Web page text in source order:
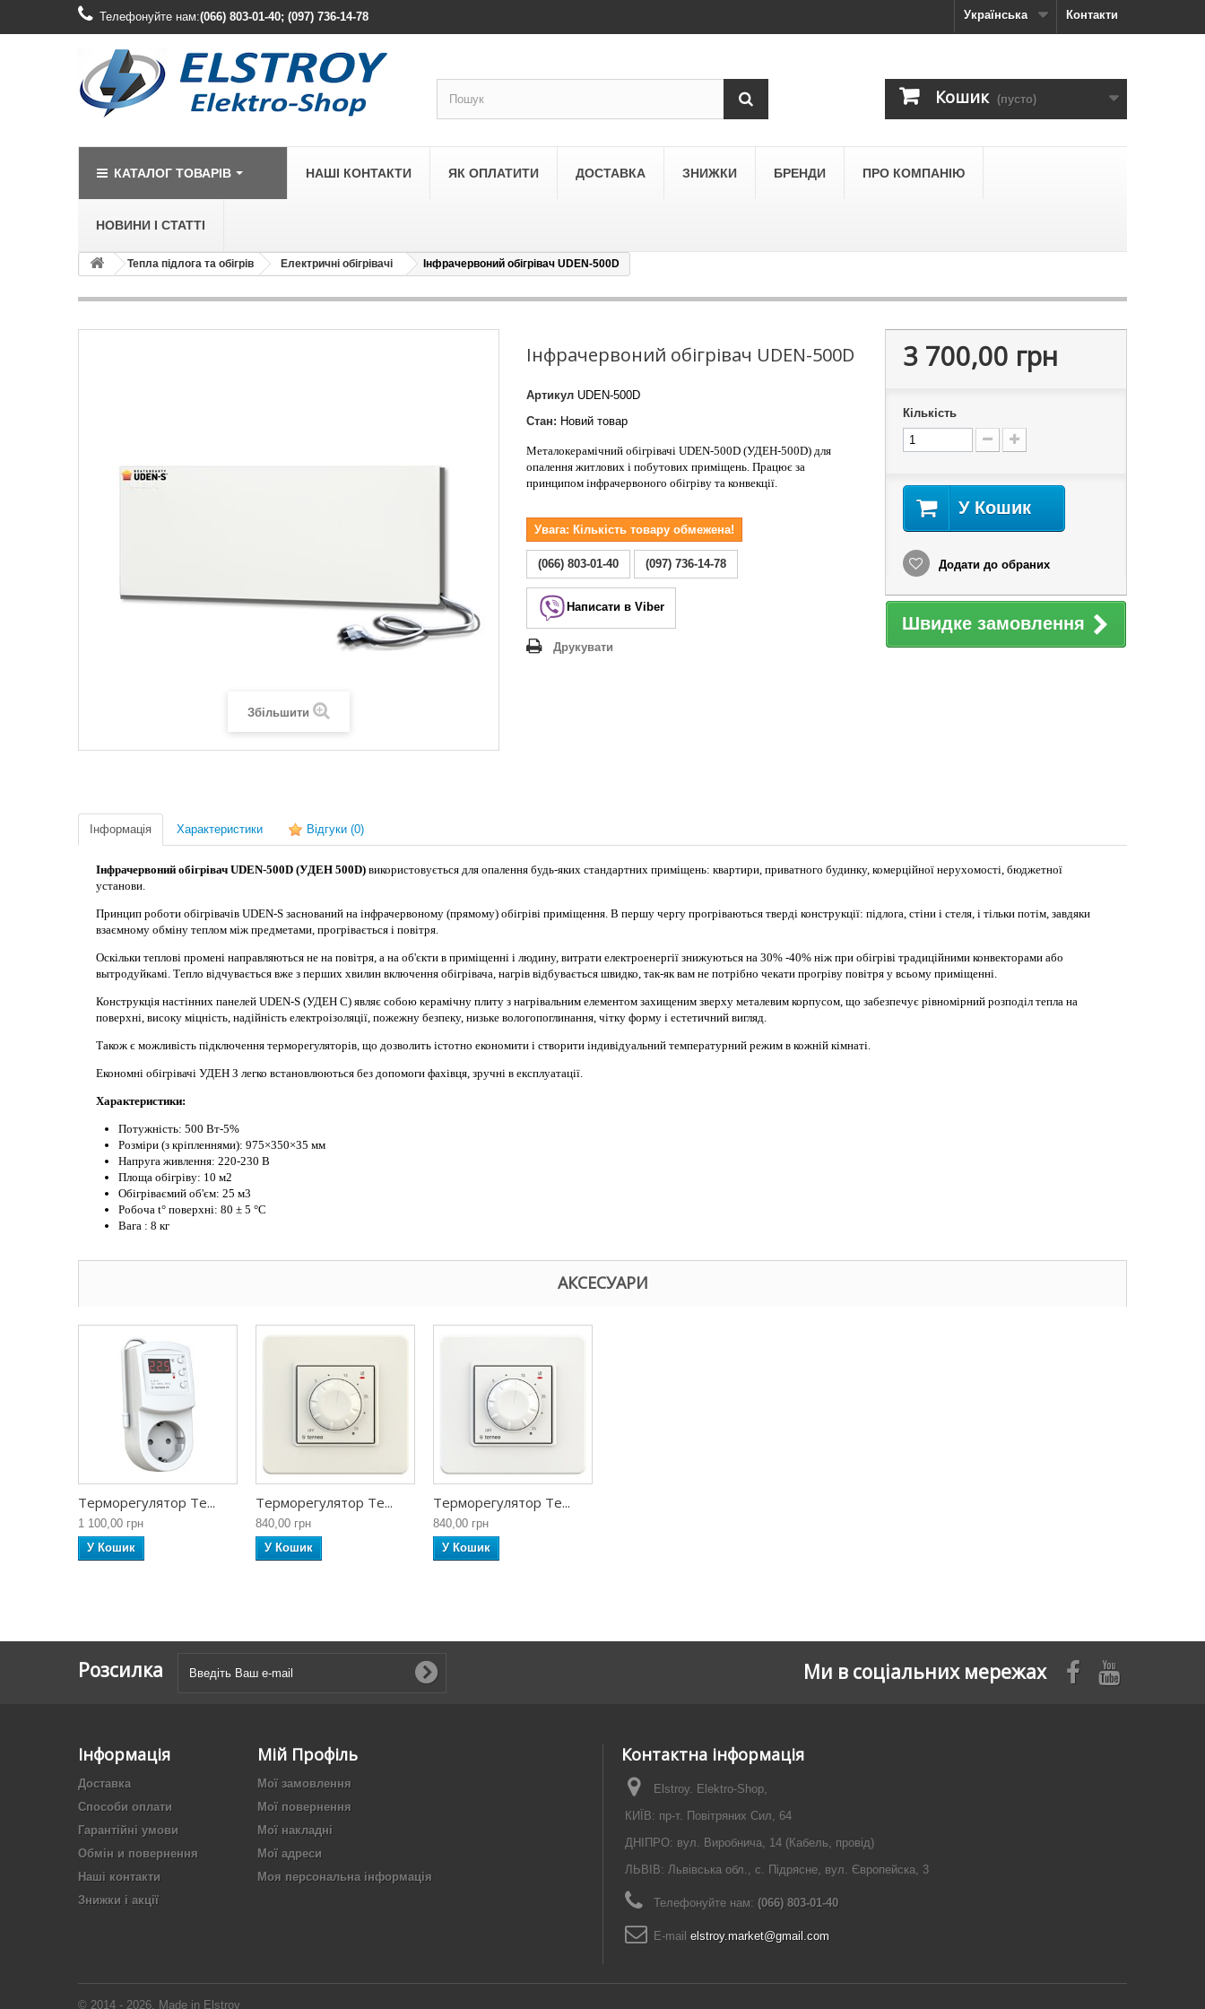
Контакти
Телефонуйте нам:(066) 803-01-40; (097) 736-14-78 Українська
Кошик (пусто)
КАТАЛОГ ТОВАРІВ
LEGRAND
Legrand Valena Classic
LEGRAND
LEZARD
НАШІ КОНТАКТИ ЯК ОПЛАТИТИ ДОСТАВКА ЗНИЖКИ БРЕНДИ ПРО КОМПАНІЮ
НОВИНИ І СТАТТІ
Тепла підлога та обігрів Електричні обігрівачі Інфрачервоний обігрівач UDEN-500D
Збільшити
Інфрачервоний обігрівач UDEN-500D
Артикул UDEN-500D
Стан: Новий товар
Металокерамічний обігрівачі UDEN-500D (УДЕН-500D) для
опалення житлових і побутових приміщень. Працює за
принципом інфрачервоного обігріву та конвекції.
Увага: Кількість товару обмежена!
(066) 803-01-40 (097) 736-14-78
Написати в Viber
Друкувати
3 700,00 грн
Кількість
У Кошик
Додати до обраних
Швидке замовлення
Інформація Характеристики Відгуки (0)
Інфрачервоний обігрівач UDEN-500D (УДЕН 500D) використовується для опалення будь-яких стандартних приміщень: квартири, приватного будинку, комерційної нерухомості, бюджетної
установи.
Принцип роботи обігрівачів UDEN-S заснований на інфрачервоному (прямому) обігріві приміщення. В першу чергу прогріваються тверді конструкції: підлога, стіни і стеля, і тільки потім, завдяки
взаємному обміну теплом між предметами, прогрівається і повітря.
Оскільки теплові промені направляються не на повітря, а на об'єкти в приміщенні і людину, витрати електроенергії знижуються на 30% -40% ніж при обігріві традиційними конвекторами або
вытродуйкамі. Тепло відчувається вже з перших хвилин включення обігрівача, нагрів відбувається швидко, так-як вам не потрібно чекати прогріву повітря у всьому приміщенні.
Конструкція настінних панелей UDEN-S (УДЕН С) являє собою керамічну плиту з нагрівальним елементом захищеним зверху металевим корпусом, що забезпечує рівномірний розподіл тепла на
поверхні, високу міцність, надійність електроізоляції, пожежну безпеку, низьке вологопоглинання, чітку форму і естетичний вигляд.
Також є можливість підключення терморегуляторів, що дозволить істотно економити і створити індивідуальний температурний режим в кожній кімнаті.
Економні обігрівачі УДЕН З легко встановлюються без допомоги фахівця, зручні в експлуатації.
Характеристики:
Потужність: 500 Вт-5%
Розміри (з кріпленнями): 975×350×35 мм
Напруга живлення: 220-230 В
Площа обігріву: 10 м2
Обігріваємий об'єм: 25 м3
Робоча t° поверхні: 80 ± 5 °C
Вага : 8 кг
АКСЕСУАРИ
Терморегулятор Te...
1 100,00 грн
У Кошик
Терморегулятор Te...
840,00 грн
У Кошик
Терморегулятор Te...
840,00 грн
У Кошик
Розсилка Ми в соціальних мережах
Інформація
Доставка
Способи оплати
Гарантійні умови
Обмін и повернення
Наші контакти
Знижки і акції
© 2014 - 2026. Made in Elstroy
Мій Профіль
Мої замовлення
Мої повернення
Мої накладні
Мої адреси
Моя персональна інформація
Контактна інформація
Elstroy. Elektro-Shop,
КИЇВ: пр-т. Повітряних Сил, 64
ДНІПРО: вул. Виробнича, 14 (Кабель, провід)
ЛЬВІВ: Львівська обл., с. Підрясне, вул. Європейска, 3
Телефонуйте нам: (066) 803-01-40
E-maіl elstroy.market@gmail.com